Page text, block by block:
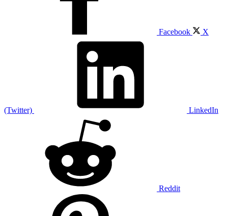
Facebook X
(Twitter) LinkedIn
Reddit